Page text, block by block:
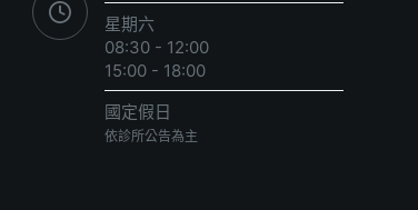
星期六
08:30 - 12:00
15:00 - 18:00
國定假日
依診所公告為主